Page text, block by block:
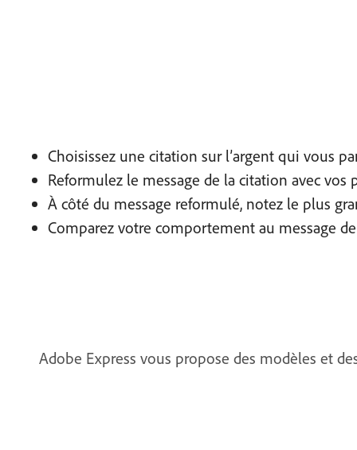
Choisissez une citation sur l’argent qui vous
Reformulez le message de la citation avec vos
À côté du message reformulé, notez le plus
Comparez votre comportement au message
Adobe Express vous propose des modèles et